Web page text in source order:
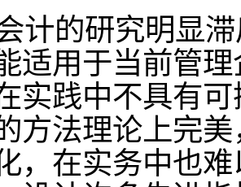
计的研究明显滞
适用于当前管
实践中不具有
方法理论上完
，在实务中也